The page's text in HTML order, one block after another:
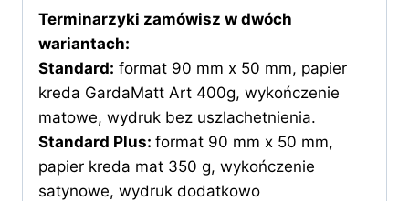
Terminarzyki zamówisz w dwóch
wariantach:
Standard: format 90 mm x 50 mm, papier
kreda GardaMatt Art 400g, wykończenie
matowe, wydruk bez uszlachetnienia.
Standard Plus: format 90 mm x 50 mm,
papier kreda mat 350 g, wykończenie
satynowe, wydruk dodatkowo